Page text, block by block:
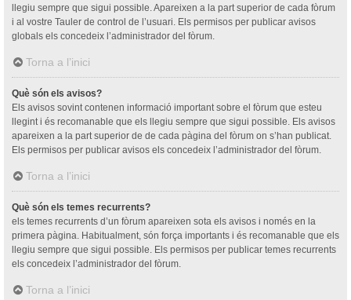
llegiu sempre que sigui possible. Apareixen a la part superior de cada fòrum
i al vostre Tauler de control de l’usuari. Els permisos per publicar avisos
globals els concedeix l’administrador del fòrum.
Torna a l’inici
Què són els avisos?
Els avisos sovint contenen informació important sobre el fòrum que esteu
llegint i és recomanable que els llegiu sempre que sigui possible. Els avisos
apareixen a la part superior de de cada pàgina del fòrum on s’han publicat.
Els permisos per publicar avisos els concedeix l’administrador del fòrum.
Torna a l’inici
Què són els temes recurrents?
els temes recurrents d’un fòrum apareixen sota els avisos i només en la
primera pàgina. Habitualment, són força importants i és recomanable que els
llegiu sempre que sigui possible. Els permisos per publicar temes recurrents
els concedeix l’administrador del fòrum.
Torna a l’inici